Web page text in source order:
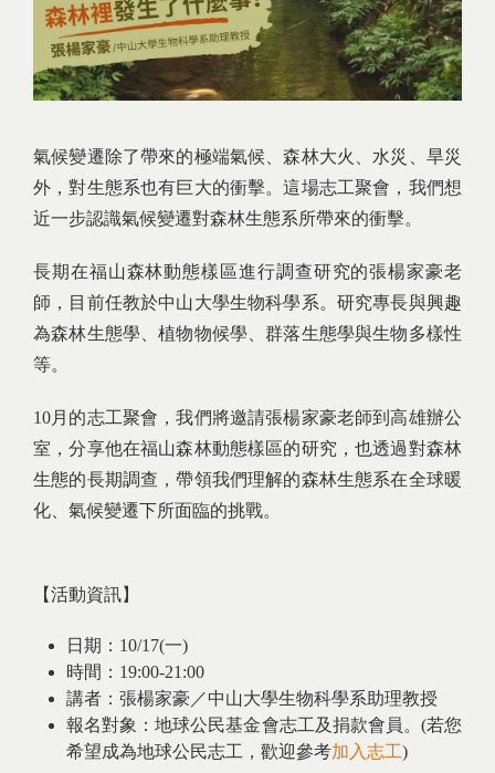
氣候變遷除了帶來的極端氣候、森林大火、水災、旱災
外，對生態系也有巨大的衝擊。這場志工聚會，我們想
近一步認識氣候變遷對森林生態系所帶來的衝擊。
長期在福山森林動態樣區進行調查研究的張楊家豪老
師，目前任教於中山大學生物科學系。研究專長與興趣
為森林生態學、植物物候學、群落生態學與生物多樣性
等。
10月的志工聚會，我們將邀請張楊家豪老師到高雄辦公
室，分享他在福山森林動態樣區的研究，也透過對森林
生態的長期調查，帶領我們理解的森林生態系在全球暖
化、氣候變遷下所面臨的挑戰。
【活動資訊】
日期：10/17(一)
時間：19:00-21:00
講者：張楊家豪／中山大學生物科學系助理教授
報名對象：地球公民基金會志工及捐款會員。(若您
希望成為地球公民志工，歡迎參考加入志工)